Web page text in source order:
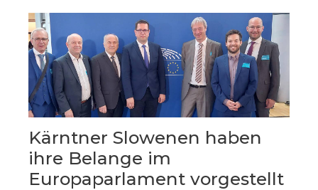
Kärntner Slowenen haben
ihre Belange im
Europaparlament vorgestellt